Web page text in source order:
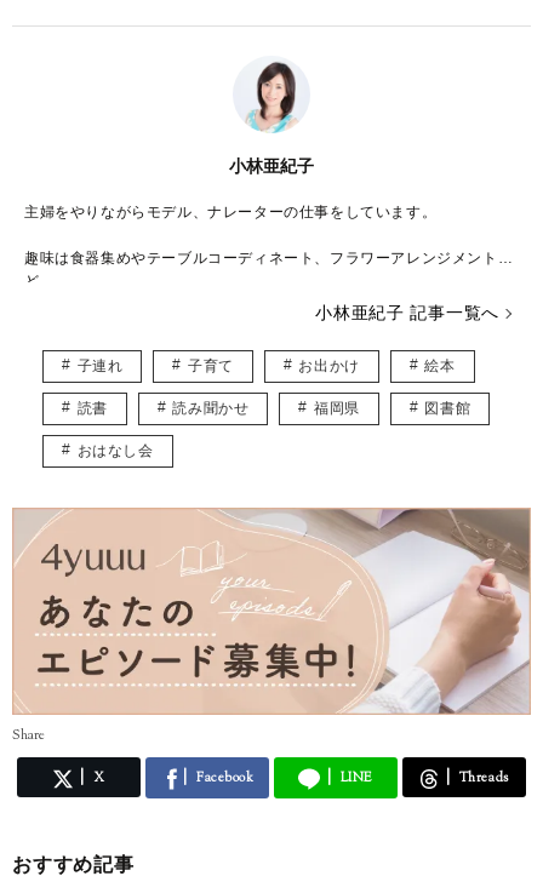
小林亜紀子
主婦をやりながらモデル、ナレーターの仕事をしています。
趣味は食器集めやテーブルコーディネート、フラワーアレンジメントな
ど。
季節や季節ごとのイベントに合わせて部屋・玄関・トイレなどの花やイ
またコスメやファッションが大好きで、どんなファッションでも着こな
せるように体型維持には力を入れています。
小林亜紀子 記事一覧へ
子連れ 子育て お出かけ 絵本
読書 読み聞かせ 福岡県 図書館
おはなし会
Share
X Facebook LINE Threads
おすすめ記事